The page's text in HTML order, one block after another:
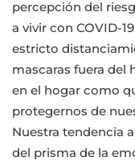
percepción del
a vivir con COVID-
estricto
mascaras fuera del
en el hogar como
protegernos de
Nuestra tendencia
del prisma de la